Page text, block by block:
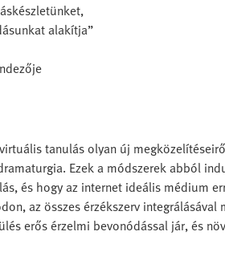
alakítja”
tanulás olyan új
Ezek a módszerek abból
és hogy az internet ideális médium
az összes érzékszerv
erős érzelmi bevonódással jár, és